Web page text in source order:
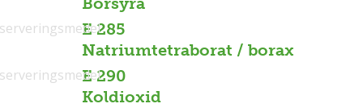
E 285
Natriumtetraborat / borax
E 290
Koldioxid